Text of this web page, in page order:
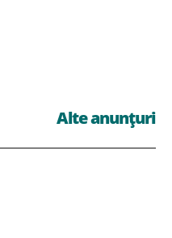
Alte anunțuri